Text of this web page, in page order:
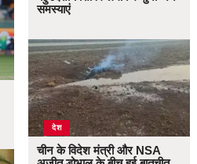
समस्याएं
देश
चीन के विदेश मंत्री और NSA